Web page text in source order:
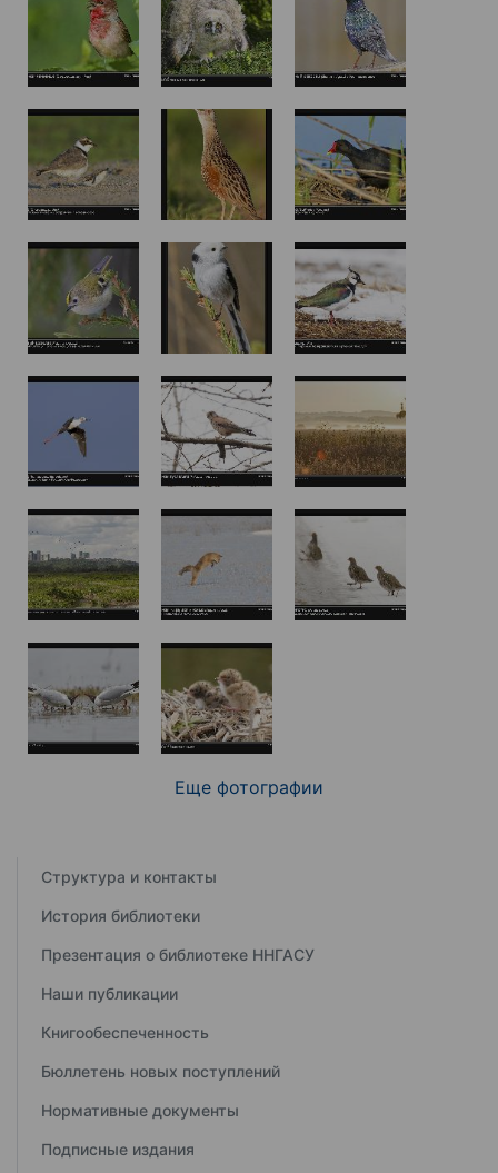
Еще фотографии
Структура и контакты
История библиотеки
Презентация о библиотеке ННГАСУ
Наши публикации
Книгообеспеченность
Бюллетень новых поступлений
Нормативные документы
Подписные издания